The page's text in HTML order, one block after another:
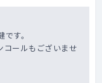
す。
コールもございませ